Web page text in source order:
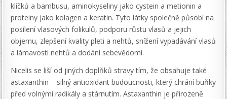
klíčků a bambusu, aminokyseliny jako cystein a metionin a
proteiny jako kolagen a keratin. Tyto látky společně působí na
posílení vlasových folikulů, podporu růstu vlasů a jejich
objemu, zlepšení kvality pleti a nehtů, snížení vypadávání vlasů
a lámavosti nehtů a dodání sebevědomí.
Nicelis se liší od jiných doplňků stravy tím, že obsahuje také
astaxanthin – silný antioxidant budoucnosti, který chrání buňky
před volnými radikály a stárnutím. Astaxanthin je přirozeně